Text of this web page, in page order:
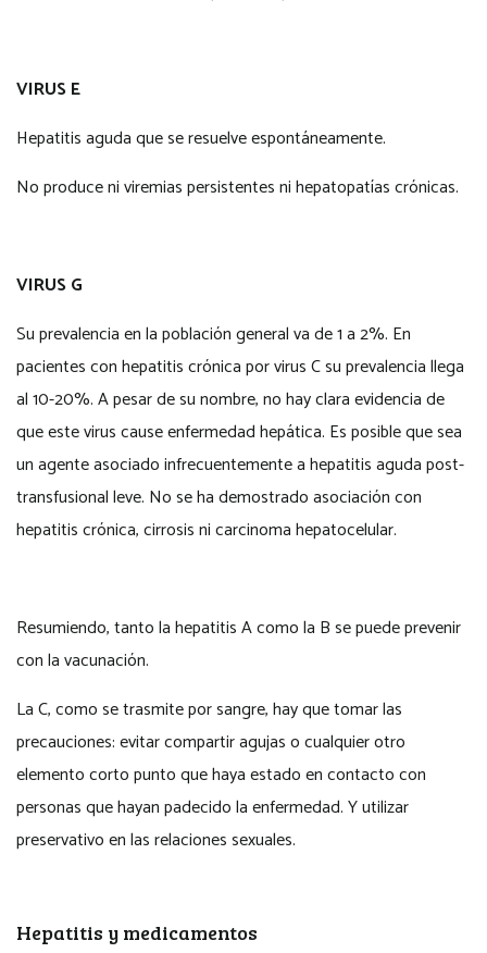
VIRUS E
Hepatitis aguda que se resuelve espontáneamente.
No produce ni viremias persistentes ni hepatopatías crónicas.
VIRUS G
Su prevalencia en la población general va de 1 a 2%. En
pacientes con hepatitis crónica por virus C su prevalencia llega
al 10-20%. A pesar de su nombre, no hay clara evidencia de
que este virus cause enfermedad hepática. Es posible que sea
un agente asociado infrecuentemente a hepatitis aguda post-
transfusional leve. No se ha demostrado asociación con
hepatitis crónica, cirrosis ni carcinoma hepatocelular.
Resumiendo, tanto la hepatitis A como la B se puede prevenir
con la vacunación.
La C, como se trasmite por sangre, hay que tomar las
precauciones: evitar compartir agujas o cualquier otro
elemento corto punto que haya estado en contacto con
personas que hayan padecido la enfermedad. Y utilizar
preservativo en las relaciones sexuales.
Hepatitis y medicamentos